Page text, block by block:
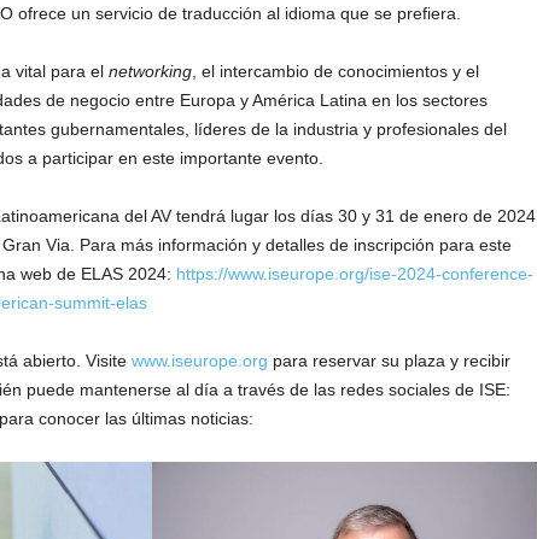
ofrece un servicio de traducción al idioma que se prefiera.
vital para el networking, el intercambio de conocimientos y el
de negocio entre Europa y América Latina en los sectores
gubernamentales, líderes de la industria y profesionales del
a participar en este importante evento.
del AV tendrá lugar los días 30 y 31 de enero de 2024
Via. Para más información y detalles de inscripción para este
web de ELAS 2024: https://www.iseurope.org/ise-2024-conference-
summit-elas
abierto. Visite www.iseurope.org para reservar su plaza y recibir
puede mantenerse al día a través de las redes sociales de ISE:
conocer las últimas noticias: